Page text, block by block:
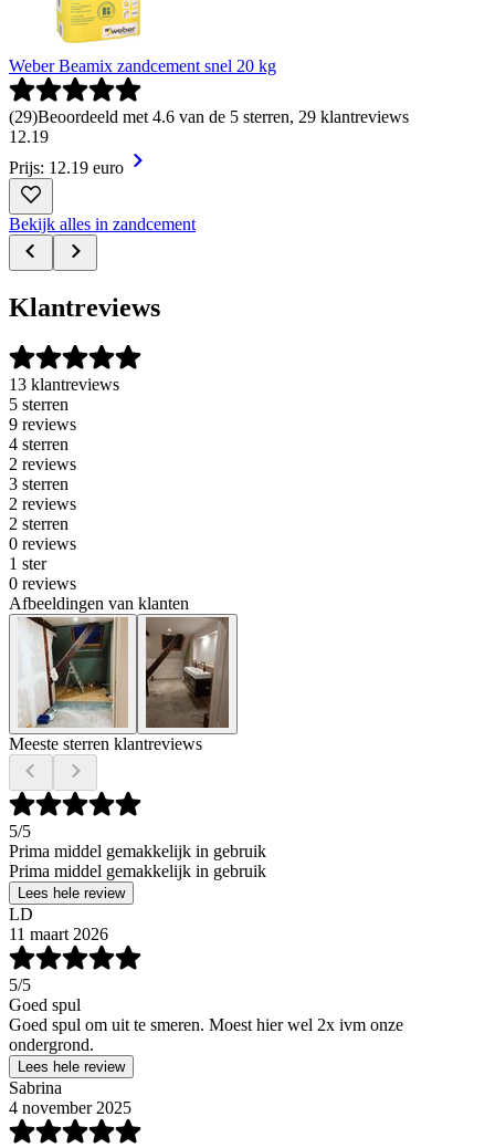
Weber Beamix zandcement snel 20 kg
(29)Beoordeeld met 4.6 van de 5 sterren, 29 klantreviews
12.19
Prijs: 12.19 euro
Bekijk alles in zandcement
Klantreviews
13 klantreviews
5 sterren
9 reviews
4 sterren
2 reviews
3 sterren
2 reviews
2 sterren
0 reviews
1 ster
0 reviews
Afbeeldingen van klanten
Meeste sterren klantreviews
5/5
Prima middel gemakkelijk in gebruik
Prima middel gemakkelijk in gebruik
Lees hele review
LD
11 maart 2026
5/5
Goed spul
Goed spul om uit te smeren. Moest hier wel 2x ivm onze
ondergrond.
Lees hele review
Sabrina
4 november 2025